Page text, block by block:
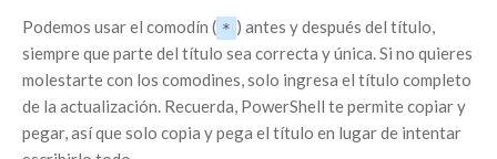
Podemos usar el comodín ( * ) antes y después del título,
siempre que parte del título sea correcta y única. Si no quieres
molestarte con los comodines, solo ingresa el título completo
de la actualización. Recuerda, PowerShell te permite copiar y
pegar, así que solo copia y pega el título en lugar de intentar